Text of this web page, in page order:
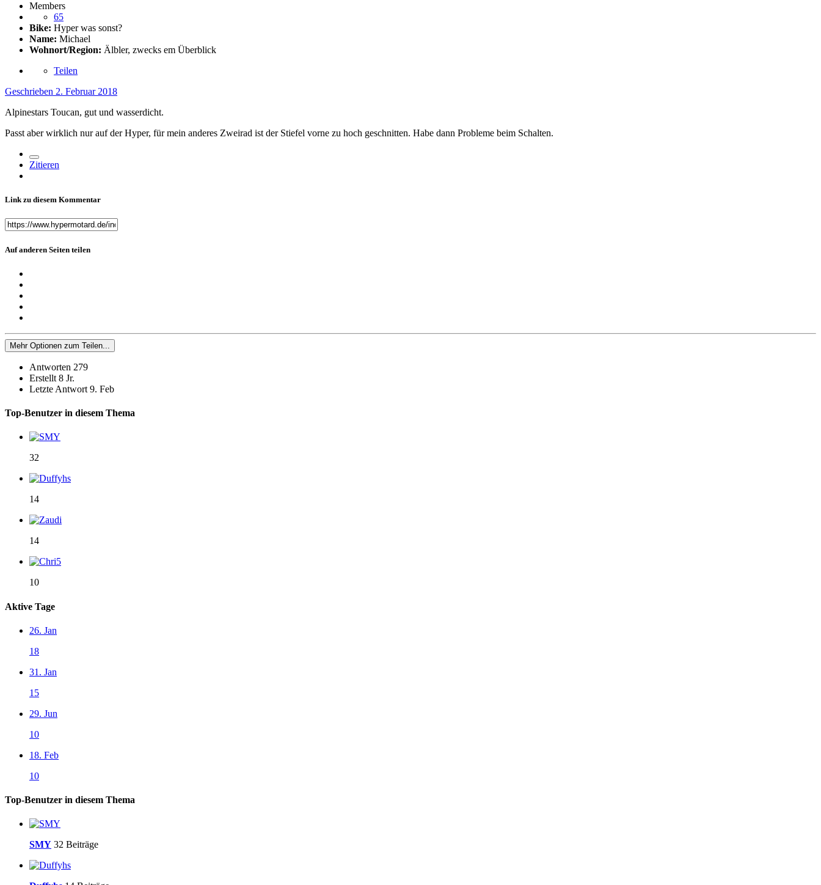
Members
65
Bike: Hyper was sonst?
Name: Michael
Wohnort/Region: Älbler, zwecks em Überblick
Teilen
Geschrieben 2. Februar 2018
Alpinestars Toucan, gut und wasserdicht.
Passt aber wirklich nur auf der Hyper, für mein anderes Zweirad ist der Stiefel vorne zu hoch geschnitten. Habe dann Probleme beim Schalten.
Zitieren
Link zu diesem Kommentar
Auf anderen Seiten teilen
Mehr Optionen zum Teilen...
Antworten 279
Erstellt 8 Jr.
Letzte Antwort 9. Feb
Top-Benutzer in diesem Thema
32
14
14
10
Aktive Tage
26. Jan
18
31. Jan
15
29. Jun
10
18. Feb
10
Top-Benutzer in diesem Thema
SMY 32 Beiträge